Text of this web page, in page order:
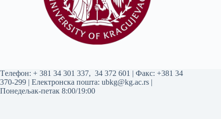
Tелефон: + 381 34 301 337, 34 372 601 | Факс: +381 34
370-299 | Електронска пошта: ubkg@kg.ac.rs |
Понедељак-петак 8:00/19:00